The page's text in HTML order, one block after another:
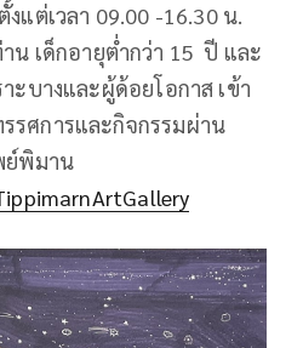
แต่เวลา 09.00 -16.30 น.
น เด็กอายุต่ำกว่า 15 ปี และ
ะบางและผู้ด้อยโอกาส เข้า
ศการและกิจกรรมผ่าน
ย์พิมาน